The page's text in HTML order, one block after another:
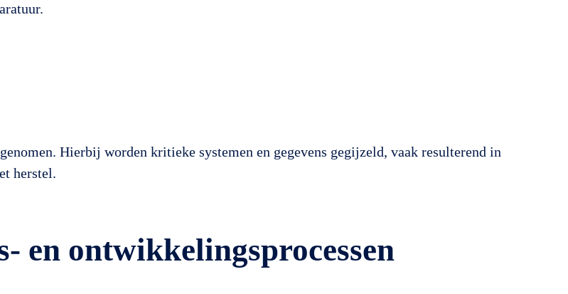
Hierbij worden kritieke systemen en gegevens gegijzeld, vaak resulterend in
herstel.
en ontwikkelingsprocessen